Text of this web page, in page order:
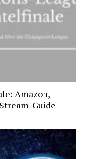
Amazon,
Guide